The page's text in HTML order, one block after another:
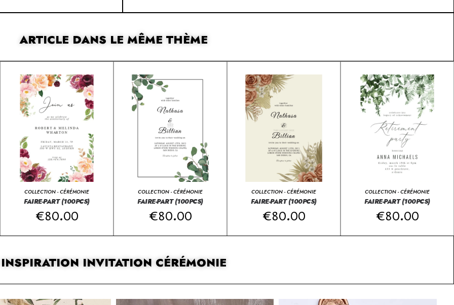
ARTICLE DANS LE MÊME THÈME
COLLECTION - CÉRÉMONIE
FAIRE-PART (100PCS)
€80.00
COLLECTION - CÉRÉMONIE
FAIRE-PART (100PCS)
€80.00
COLLECTION - CÉRÉMONIE
FAIRE-PART (100PCS)
€80.00
COLLECTION - CÉRÉMONIE
FAIRE-PART (100PCS)
€80.00
INSPIRATION INVITATION CÉRÉMONIE